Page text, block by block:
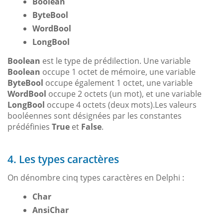
ByteBool
WordBool
LongBool
Boolean est le type de prédilection. Une variable
Boolean occupe 1 octet de mémoire, une variable
ByteBool occupe également 1 octet, une variable
WordBool occupe 2 octets (un mot), et une variable
LongBool occupe 4 octets (deux mots).Les valeurs
booléennes sont désignées par les constantes
prédéfinies True et False.
4. Les types caractères
On dénombre cinq types caractères en Delphi :
Char
AnsiChar